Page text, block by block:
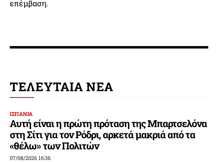
επέμβαση.
ΤΕΛΕΥΤΑΙΑ ΝΕΑ
ΙΣΠΑΝΙΑ
Αυτή είναι η πρώτη πρόταση της Μπαρτσελόνα
στη Σίτι για τον Ρόδρι, αρκετά μακριά από τα
«θέλω» των Πολιτών
07/08/2026 16:36